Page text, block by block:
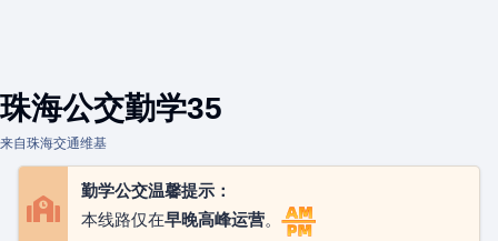
珠海公交勤学35
来自珠海交通维基
勤学公交温馨提示：
本线路仅在早晚高峰运营。